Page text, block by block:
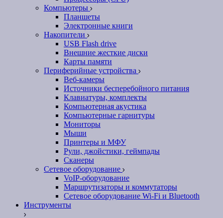
Компьютеры
Планшеты
Электронные книги
Накопители
USB Flash drive
Внешние жесткие диски
Карты памяти
Периферийные устройства
Веб-камеры
Источники бесперебойного питания
Клавиатуры, комплекты
Компьютерная акустика
Компьютерные гарнитуры
Мониторы
Мыши
Принтеры и МФУ
Рули, джойстики, геймпады
Сканеры
Сетевое оборудование
VoIP-оборудование
Маршрутизаторы и коммутаторы
Сетевое оборудование Wi-Fi и Bluetooth
Инструменты